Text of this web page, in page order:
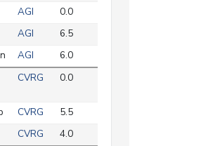
AGI
0.0
AGI
6.5
AGI
6.0
CVRG 0.0
CVRG
5.5
CVRG
4.0